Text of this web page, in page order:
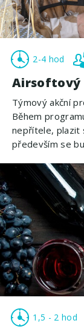
2-4 hod
Airsoftový
Týmový akční
Během
nepřítele, plazit
především se
1,5 - 2 hod